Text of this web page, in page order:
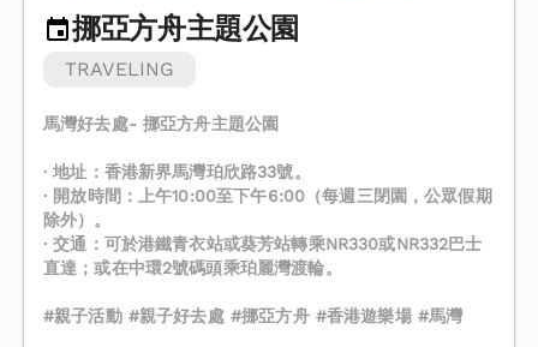
挪亞方舟主題公園
TRAVELING
馬灣好去處- 挪亞方舟主題公園
· 地址：香港新界馬灣珀欣路33號。
· 開放時間：上午10:00至下午6:00（每週三閉園，公眾假期
除外）。
· 交通：可於港鐵青衣站或葵芳站轉乘NR330或NR332巴士
直達；或在中環2號碼頭乘珀麗灣渡輪。
#親子活動 #親子好去處 #挪亞方舟 #香港遊樂場 #馬灣